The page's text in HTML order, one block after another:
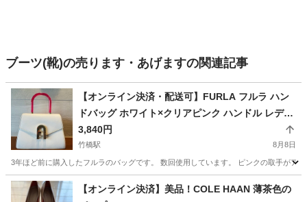
ブーツ(靴)の売ります・あげますの関連記事
【オンライン決済・配送可】FURLA フルラ ハン
ドバッグ ホワイト×クリアピンク ハンドル レディ
ース
3,840円
竹橋駅 8月8日
3年ほど前に購入したフルラのバッグです。 数回使用しています。 ピンクの取手がア
東京 千代田区 竹橋駅 バッグ フルラ
【オンライン決済】美品！COLE HAAN 薄茶色の